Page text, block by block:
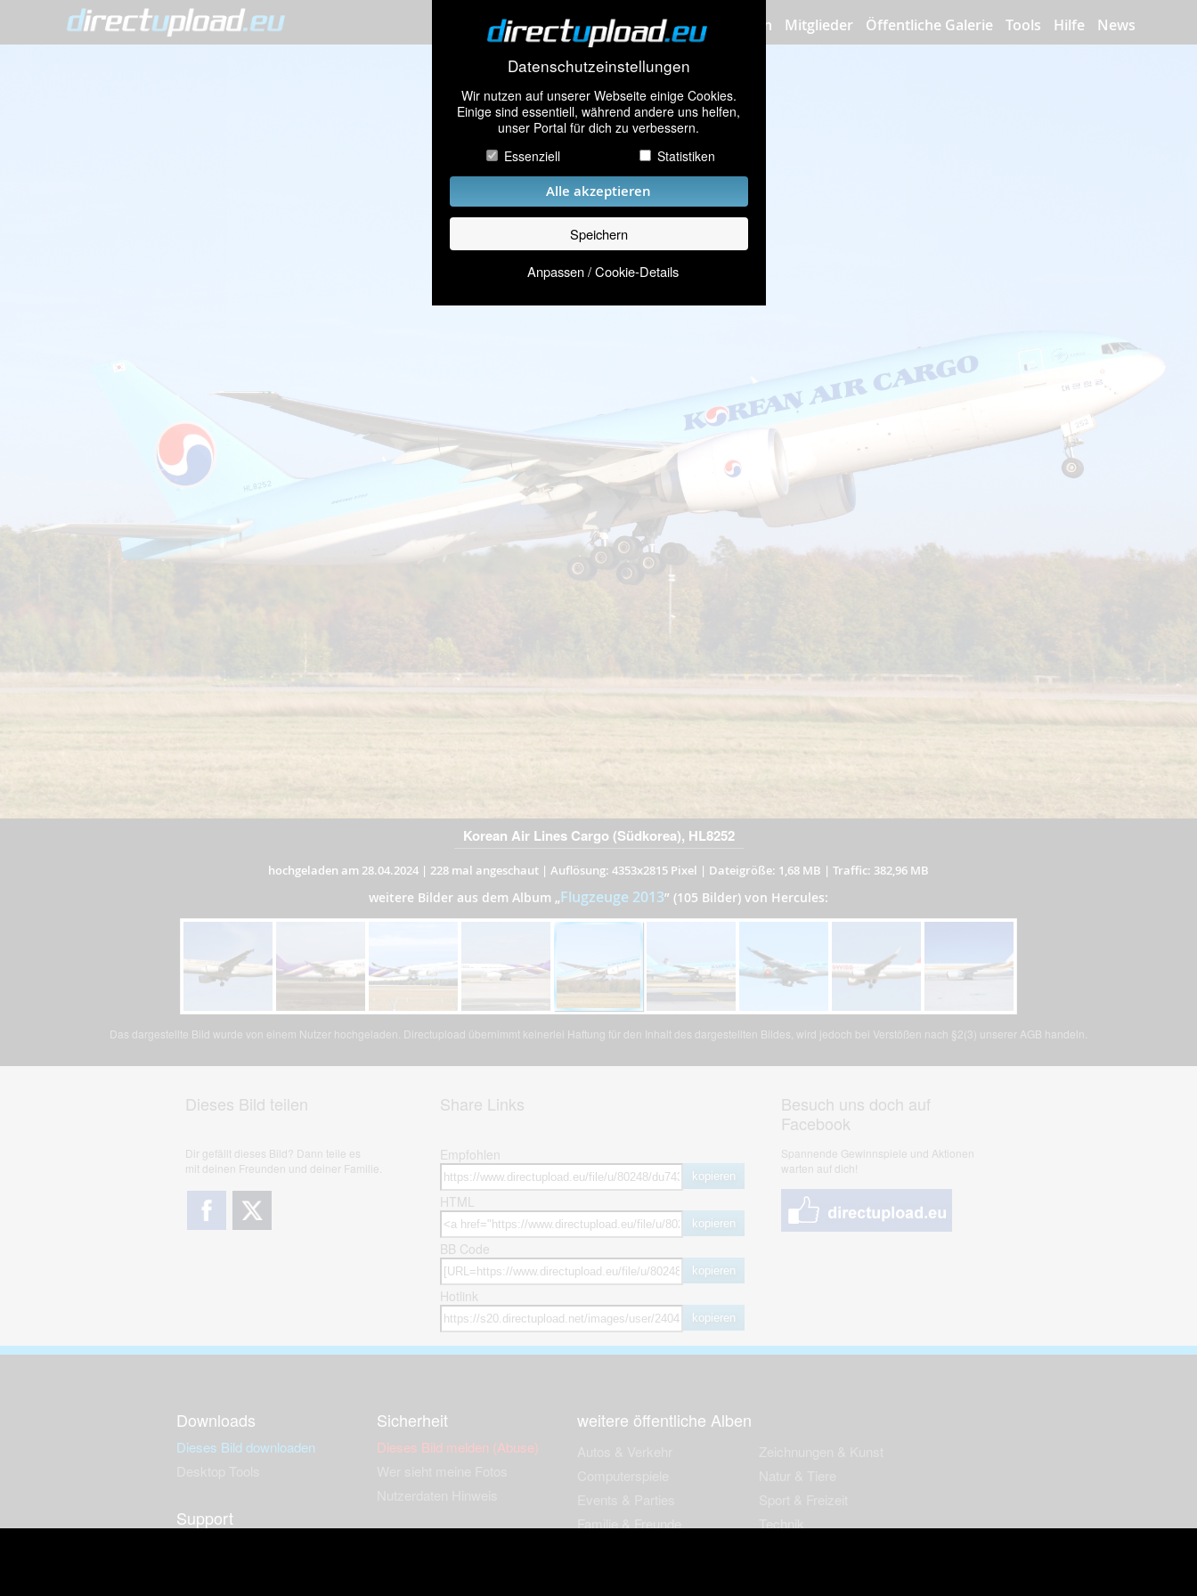
Datenschutzeinstellungen
Wir nutzen auf unserer Webseite einige Cookies.
Einige sind essentiell, während andere uns helfen,
unser Portal für dich zu verbessern.
Essenziell
Statistiken
Alle akzeptieren
Speichern
Anpassen / Cookie-Details
Bilder hochladen Mitglieder Öffentliche Galerie Tools Hilfe News
Korean Air Lines Cargo (Südkorea), HL8252
hochgeladen am 28.04.2024 | 228 mal angeschaut | Auflösung: 4353x2815 Pixel | Dateigröße: 1,68 MB | Traffic: 382,96 MB
weitere Bilder aus dem Album „Flugzeuge 2013” (105 Bilder) von Hercules:
Das dargestellte Bild wurde von einem Nutzer hochgeladen. Directupload übernimmt keinerlei Haftung für den Inhalt des dargestellten Bildes, wird jedoch bei Verstößen nach §2(3) unserer AGB handeln.
Dieses Bild teilen
Dir gefällt dieses Bild? Dann teile es
mit deinen Freunden und deiner Familie.
Share Links
Empfohlen
kopieren
HTML
kopieren
BB Code
kopieren
Hotlink
kopieren
Besuch uns doch auf
Facebook
Spannende Gewinnspiele und Aktionen
warten auf dich!
Downloads
Dieses Bild downloaden
Support
Sicherheit
Dieses Bild melden (Abuse)
weitere öffentliche Alben